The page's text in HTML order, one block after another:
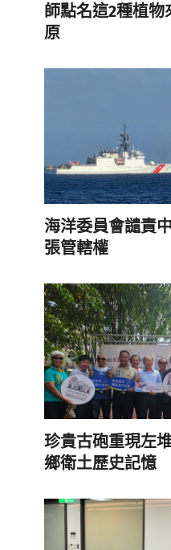
師點名這2種植
原
海洋委員會譴責
張管轄權
珍貴古砲重現左
鄉衛土歷史記憶